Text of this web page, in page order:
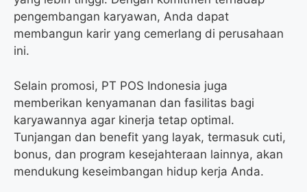
pengembangan karyawan, Anda dapat
membangun karir yang cemerlang di perusahaan
ini.
Selain promosi, PT POS Indonesia juga
memberikan kenyamanan dan fasilitas bagi
karyawannya agar kinerja tetap optimal.
Tunjangan dan benefit yang layak, termasuk cuti,
bonus, dan program kesejahteraan lainnya, akan
mendukung keseimbangan hidup kerja Anda.